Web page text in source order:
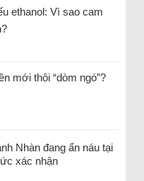
ethanol: Vì sao cam
mới thôi “dòm ngó”?
Nhàn đang ẩn náu tại
xác nhận